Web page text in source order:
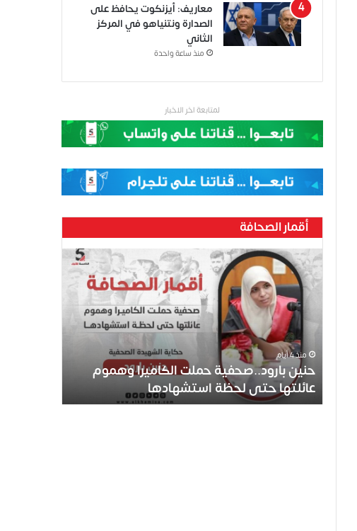
معاريف: أيزنكوت يحافظ على
الصدارة ونتنياهو في المركز
الثاني
منذ ساعة واحدة
لمتابعة اخر الاخبار
أقمار الصحافة
حنين
بارود..صحفية
حملت
الكاميرا
وهموم
عائلتها
لحظة
استشهادها
منذ 4 أيام
حنين بارود..صحفية حملت الكاميرا وهموم
عائلتها حتى لحظة استشهادها